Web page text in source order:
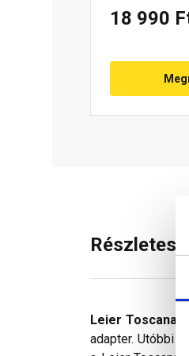
18 990
Részletes
Leier Toscana
adapter. Utóbbi